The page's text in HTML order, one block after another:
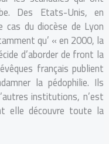
Des Etats-Unis, en
cas du diocèse de Lyon
qu’ « en 2000, la
d’aborder de front la
français publient
la pédophilie. Ils
institutions, n’est
elle découvre toute la